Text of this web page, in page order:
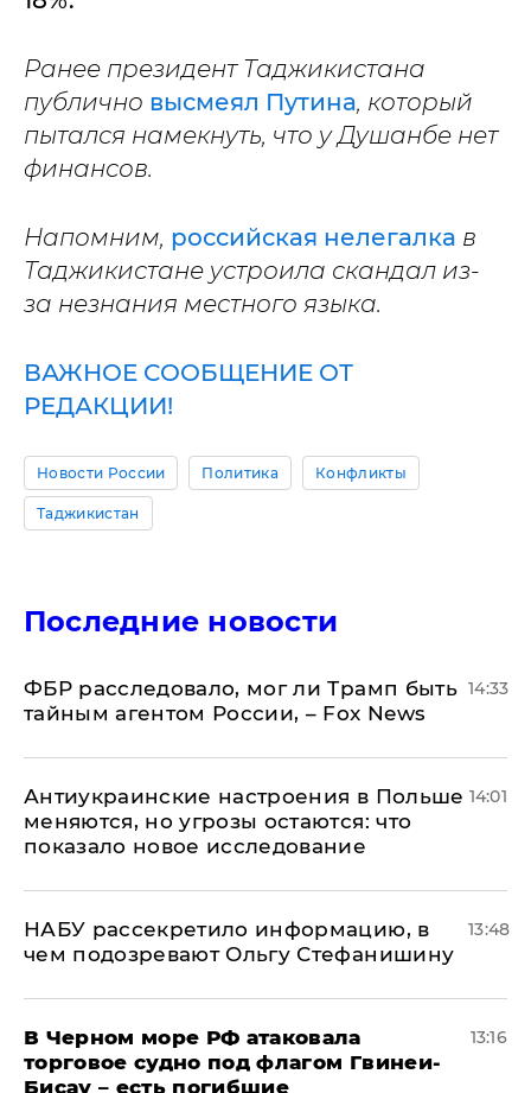
Ранее президент Таджикистана
публично высмеял Путина, который
пытался намекнуть, что у Душанбе нет
финансов.
Напомним, российская нелегалка в
Таджикистане устроила скандал из-
за незнания местного языка.
ВАЖНОЕ СООБЩЕНИЕ ОТ
РЕДАКЦИИ!
Новости России Политика Конфликты
Таджикистан
Последние новости
ФБР расследовало, мог ли Трамп быть
тайным агентом России, – Fox News
14:33
Антиукраинские настроения в Польше
меняются, но угрозы остаются: что
показало новое исследование
14:01
НАБУ рассекретило информацию, в
чем подозревают Ольгу Стефанишину
13:48
В Черном море РФ атаковала
торговое судно под флагом Гвинеи-
Бисау – есть погибшие
13:16